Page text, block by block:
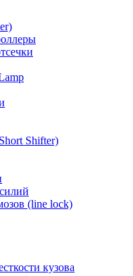
Shifter)
(line lock)
кузова